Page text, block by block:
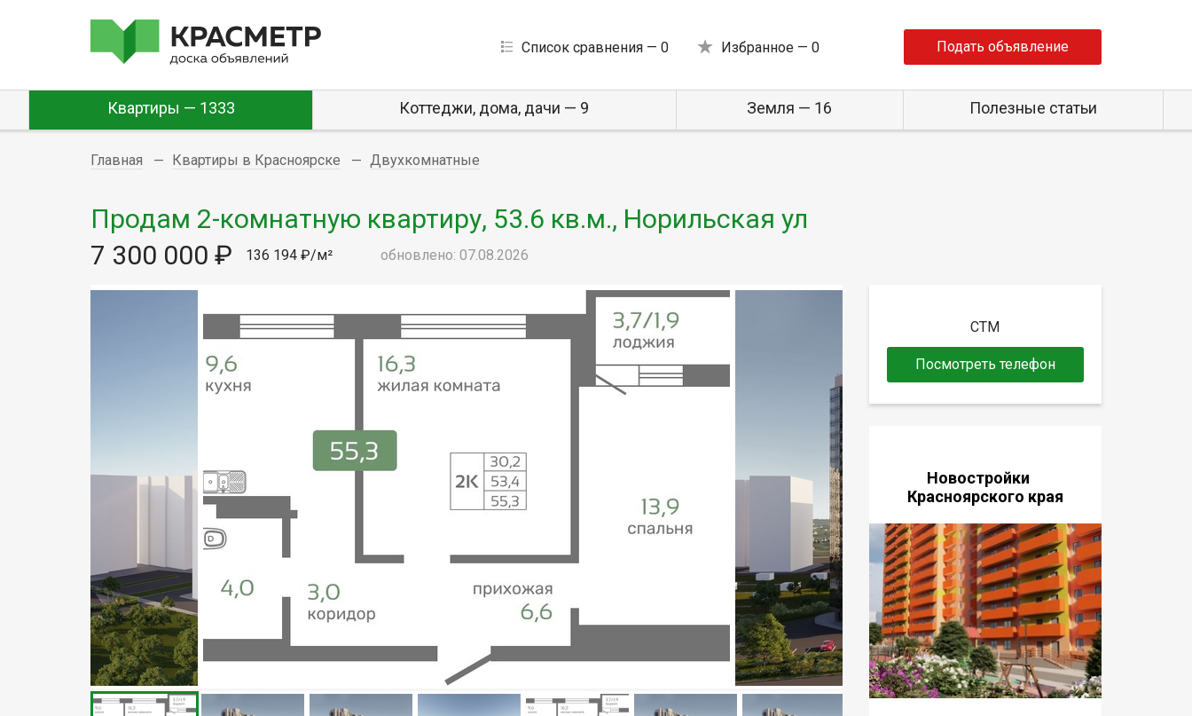
Список сравнения — 0 Избранное — 0 Подать объявление
Квартиры — 1333 Коттеджи, дома, дачи — 9 Земля — 16 Полезные статьи
Главная Квартиры в Красноярске Двухкомнатные
Продам 2-комнатную квартиру, 53.6 кв.м., Норильская ул
7 300 000 ₽
136 194 ₽/м² обновлено: 07.08.2026
СТМ
Посмотреть телефон
Новостройки
Красноярского края